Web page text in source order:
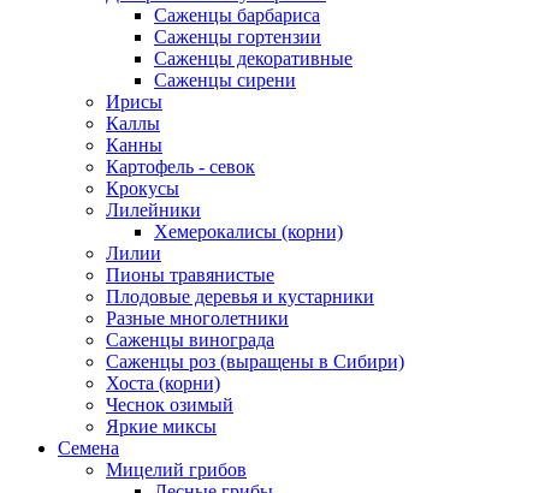
Саженцы барбариса
Саженцы гортензии
Саженцы декоративные
Саженцы сирени
Ирисы
Каллы
Канны
Картофель - севок
Крокусы
Лилейники
Хемерокалисы (корни)
Лилии
Пионы травянистые
Плодовые деревья и кустарники
Разные многолетники
Саженцы винограда
Саженцы роз (выращены в Сибири)
Хоста (корни)
Чеснок озимый
Яркие миксы
Семена
Мицелий грибов